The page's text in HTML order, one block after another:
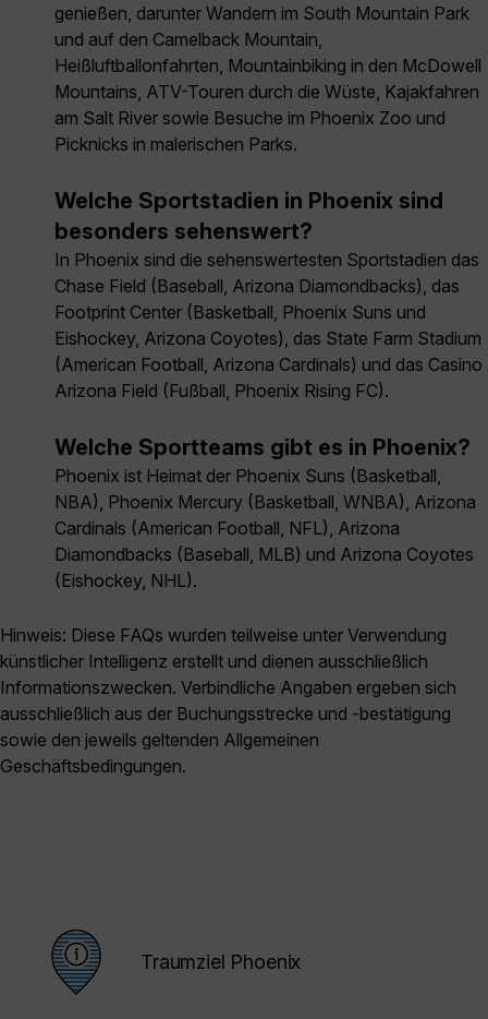
genießen, darunter Wandern im South Mountain Park
und auf den Camelback Mountain,
Heißluftballonfahrten, Mountainbiking in den McDowell
Mountains, ATV-Touren durch die Wüste, Kajakfahren
am Salt River sowie Besuche im Phoenix Zoo und
Picknicks in malerischen Parks.
Welche Sportstadien in Phoenix sind
besonders sehenswert?
In Phoenix sind die sehenswertesten Sportstadien das
Chase Field (Baseball, Arizona Diamondbacks), das
Footprint Center (Basketball, Phoenix Suns und
Eishockey, Arizona Coyotes), das State Farm Stadium
(American Football, Arizona Cardinals) und das Casino
Arizona Field (Fußball, Phoenix Rising FC).
Welche Sportteams gibt es in Phoenix?
Phoenix ist Heimat der Phoenix Suns (Basketball,
NBA), Phoenix Mercury (Basketball, WNBA), Arizona
Cardinals (American Football, NFL), Arizona
Diamondbacks (Baseball, MLB) und Arizona Coyotes
(Eishockey, NHL).
Hinweis: Diese FAQs wurden teilweise unter Verwendung
künstlicher Intelligenz erstellt und dienen ausschließlich
Informationszwecken. Verbindliche Angaben ergeben sich
ausschließlich aus der Buchungsstrecke und -bestätigung
sowie den jeweils geltenden Allgemeinen
Geschäftsbedingungen.
Traumziel Phoenix